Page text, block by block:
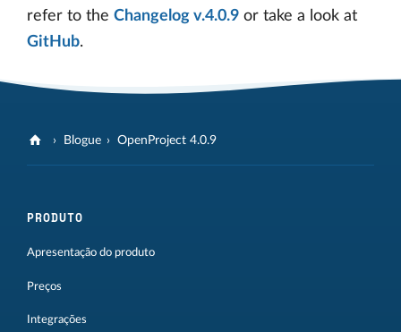
refer to the Changelog v.4.0.9 or take a look at
GitHub.
Blogue OpenProject 4.0.9
PRODUTO
Apresentação do produto
Preços
Integrações